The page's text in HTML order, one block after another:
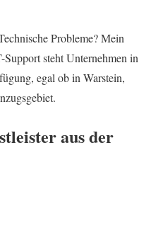
Probleme? Mein
steht Unternehmen in
egal ob in Warstein,
aus der